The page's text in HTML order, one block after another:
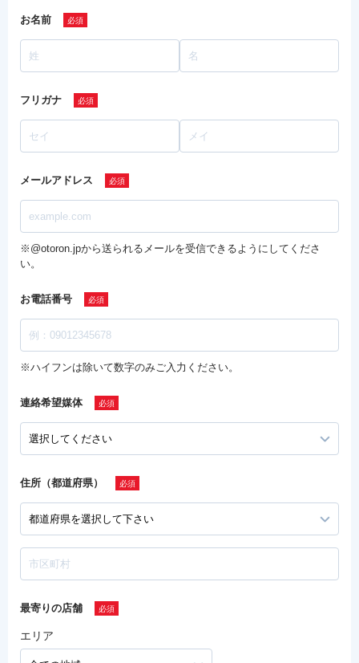
お名前
フリガナ
メールアドレス
※@otoron.jpから送られるメールを受信できるようにしてくださ
い。
お電話番号
※ハイフンは除いて数字のみご入力ください。
連絡希望媒体
住所（都道府県）
最寄りの店舗
エリア